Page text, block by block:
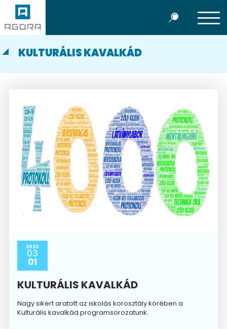
KULTURÁLIS KAVALKÁD
2023
03
01
KULTURÁLIS KAVALKÁD
Nagy sikert aratott az iskolás korosztály körében a
Kulturális kavalkád programsorozatunk.